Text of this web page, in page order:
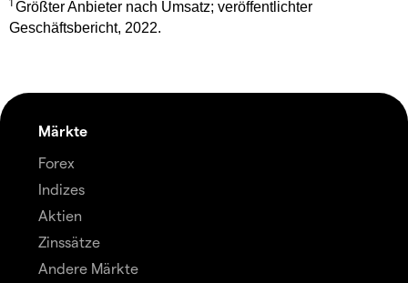
Größter Anbieter nach Umsatz; veröffentlichter
Geschäftsbericht, 2022.
Märkte
Forex
Indizes
Aktien
Zinssätze
Andere Märkte